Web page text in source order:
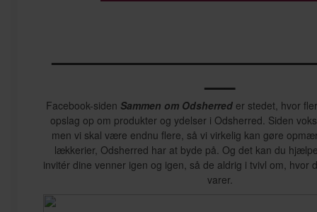
—–
Facebook-siden Sammen om Odsherred er stedet, hvor
opslag op om produkter og ydelser i Odsherred. Siden
men vi skal være endnu flere, så vi virkelig kan gøre
lækkerier, Odsherred har at byde på. Og det kan du
invitér dine venner igen og igen, så de aldrig i tvivl om, hvor
varer.